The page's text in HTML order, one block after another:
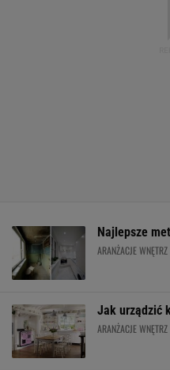
Najlepsze
ARANŻACJE WNĘTRZ
Jak urządzić
ARANŻACJE WNĘTRZ